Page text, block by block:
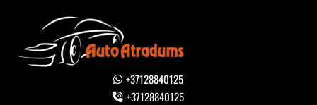
+37128840125
+37128840125